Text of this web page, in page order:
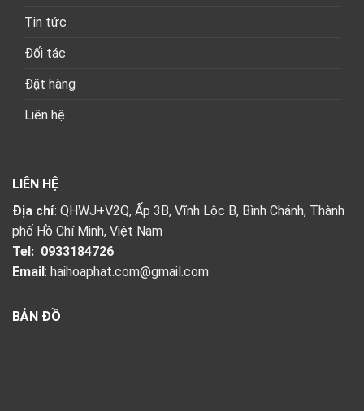
Tin tức
Đối tác
Đặt hàng
Liên hệ
LIÊN HỆ
Địa chỉ: QHWJ+V2Q, Ấp 3B, Vĩnh Lộc B, Bình Chánh, Thành
phố Hồ Chí Minh, Việt Nam
Tel: 0933184726
Email: haihoaphat.com@gmail.com
BẢN ĐỒ